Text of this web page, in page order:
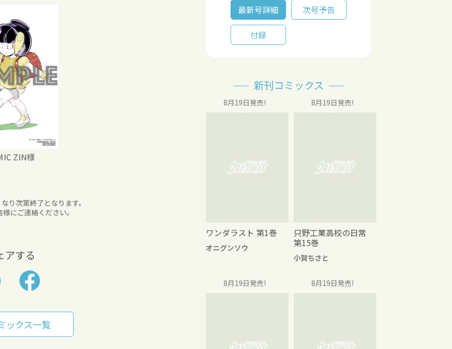
ZIN様
り次第終了となります。
にご連絡ください。
アする
ックス一覧
最新号詳細 次号予告
付録
新刊コミックス
8月19日発売!
ワンダラスト 第1巻
オニグンソウ
8月19日発売!
只野工業高校の日常
第15巻
小賀ちさと
8月19日発売! 8月19日発売!